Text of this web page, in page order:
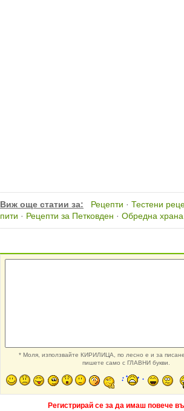
Виж още статии за: Рецепти · Тестени
пити · Рецепти за Петковден · Обредна храна
* Моля, използвайте КИРИЛИЦА, по лесно е и за
пишете само с ГЛАВНИ букви.
Регистрирай се за да имаш повече